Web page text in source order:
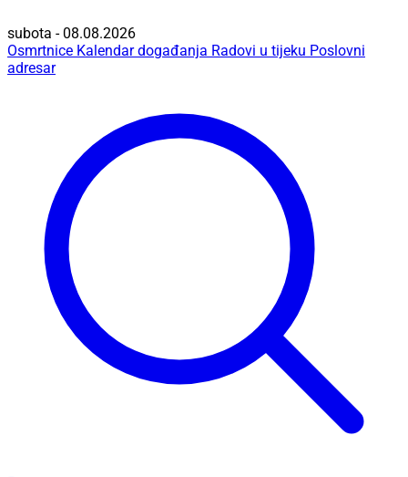
subota - 08.08.2026
Osmrtnice Kalendar događanja Radovi u tijeku Poslovni
adresar